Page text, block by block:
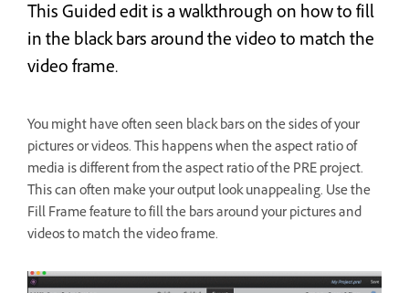
This Guided edit is a walkthrough on how to fill
in the black bars around the video to match the
video frame.
You might have often seen black bars on the sides of your
pictures or videos. This happens when the aspect ratio of
media is different from the aspect ratio of the PRE project.
This can often make your output look unappealing. Use the
Fill Frame feature to fill the bars around your pictures and
videos to match the video frame.